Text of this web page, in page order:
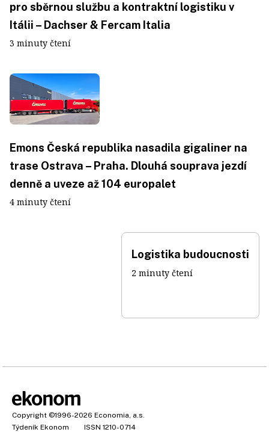
pro sběrnou službu a kontraktní logistiku v
Itálii – Dachser & Fercam Italia
3 minuty čtení
Emons Česká republika nasadila gigaliner na
trase Ostrava – Praha. Dlouhá souprava jezdí
denně a uveze až 104 europalet
4 minuty čtení
Logistika budoucnosti
2 minuty čtení
Copyright ©1996-2026 Economia, a.s.
Týdeník Ekonom
ISSN 1210-0714